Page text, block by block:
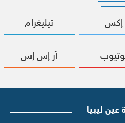
إكس تيليغرام
آر إس إس
عين ليبيا